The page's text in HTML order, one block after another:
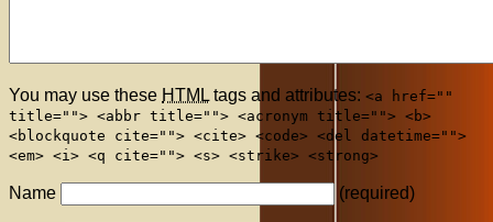
You may use these HTML tags and attributes: <a href=""
title=""> <abbr title=""> <acronym title=""> <b>
<blockquote cite=""> <cite> <code> <del datetime="">
<em> <i> <q cite=""> <s> <strike> <strong>
Name (required)